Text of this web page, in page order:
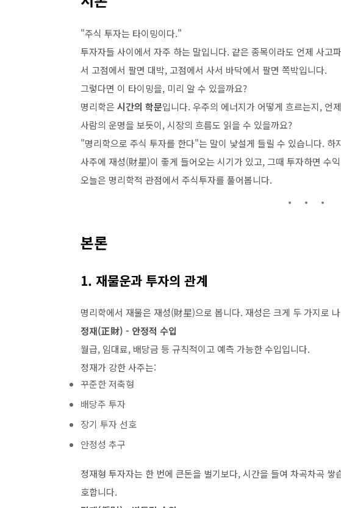
"주식 투자는 타이밍이다."
투자자들 사이에서 자주 하는 말입니다. 같은 종목이라도 언제 사고
서 고점에서 팔면 대박, 고점에서 사서 바닥에서 팔면 쪽박입니다.
그렇다면 이 타이밍을, 미리 알 수 있을까요?
명리학은 시간의 학문입니다. 우주의 에너지가 어떻게 흐르는지, 언
사람의 운명을 보듯이, 시장의 흐름도 읽을 수 있을까요?
"명리학으로 주식 투자를 한다"는 말이 낯설게 들릴 수 있습니다. 하
사주에 재성(財星)이 좋게 들어오는 시기가 있고, 그때 투자하면 수
오늘은 명리학적 관점에서 주식투자를 풀어봅니다.
본론
1. 재물운과 투자의 관계
명리학에서 재물은 재성(財星)으로 봅니다. 재성은 크게 두 가지로
정재(正財) - 안정적 수입
월급, 임대료, 배당금 등 규칙적이고 예측 가능한 수입입니다.
정재가 강한 사주는:
꾸준한 저축형
배당주 투자
장기 투자 선호
안정성 추구
정재형 투자자는 한 번에 큰돈을 벌기보다, 시간을 들여 차곡차곡
호합니다.